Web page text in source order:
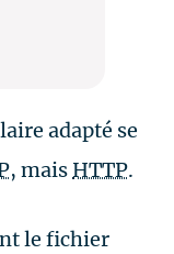
adapté se
, mais HTTP.
le fichier